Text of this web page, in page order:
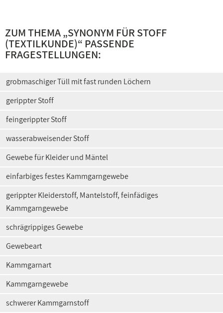
ZUM THEMA „SYNONYM FÜR STOFF
(TEXTILKUNDE)“ PASSENDE
FRAGESTELLUNGEN:
grobmaschiger Tüll mit fast runden Löchern
gerippter Stoff
feingerippter Stoff
wasserabweisender Stoff
Gewebe für Kleider und Mäntel
einfarbiges festes Kammgarngewebe
gerippter Kleiderstoff, Mantelstoff, feinfädiges
Kammgarngewebe
schrägrippiges Gewebe
Gewebeart
Kammgarnart
Kammgarngewebe
schwerer Kammgarnstoff